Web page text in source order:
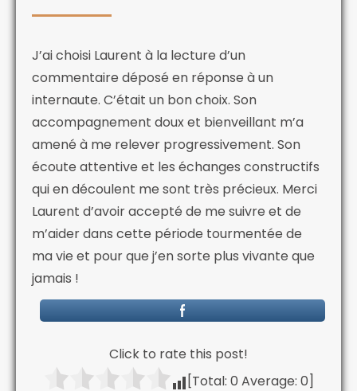
J’ai choisi Laurent à la lecture d’un
commentaire déposé en réponse à un
internaute. C’était un bon choix. Son
accompagnement doux et bienveillant m’a
amené à me relever progressivement. Son
écoute attentive et les échanges constructifs
qui en découlent me sont très précieux. Merci
Laurent d’avoir accepté de me suivre et de
m’aider dans cette période tourmentée de
ma vie et pour que j’en sorte plus vivante que
jamais !
Click to rate this post!
[Total: 0 Average: 0]